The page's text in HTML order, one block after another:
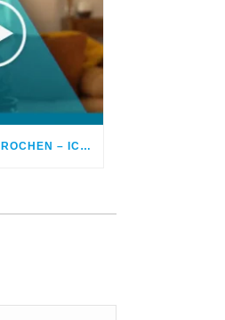
VERTRAUEN ZERBROCHEN – ICH BETROG MEINEN EHEPARTNER